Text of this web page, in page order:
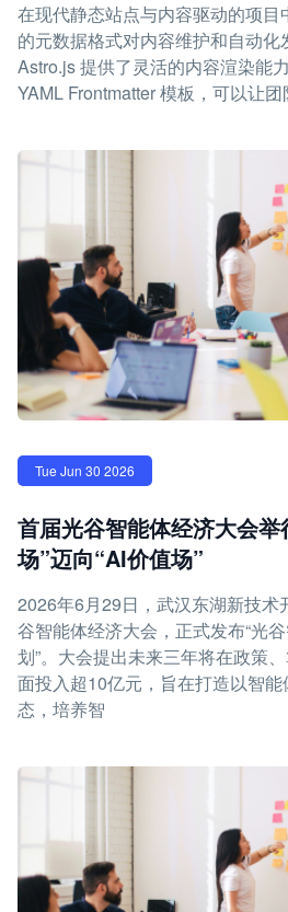
在现代静态站点与内容驱动的项目
的元数据格式对内容维护和自动化
Astro.js 提供了灵活的内容渲染能
YAML Frontmatter 模板，可以让团
Tue Jun 30 2026
首届光谷智能体经济大会
场”迈向“AI价值场”
2026年6月29日，武汉东湖新技术
谷智能体经济大会，正式发布“光
划”。大会提出未来三年将在政策
面投入超10亿元，旨在打造以智
态，培养智